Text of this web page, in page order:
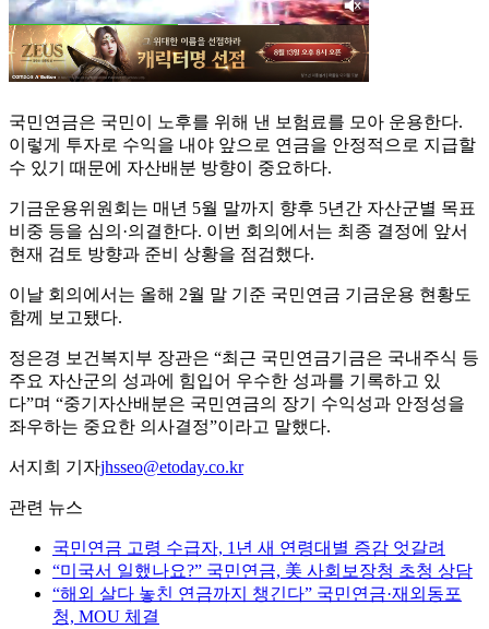
국민연금은 국민이 노후를 위해 낸 보험료를 모아 운용한다.
이렇게 투자로 수익을 내야 앞으로 연금을 안정적으로 지급할
수 있기 때문에 자산배분 방향이 중요하다.
기금운용위원회는 매년 5월 말까지 향후 5년간 자산군별 목표
비중 등을 심의·의결한다. 이번 회의에서는 최종 결정에 앞서
현재 검토 방향과 준비 상황을 점검했다.
이날 회의에서는 올해 2월 말 기준 국민연금 기금운용 현황도
함께 보고됐다.
정은경 보건복지부 장관은 “최근 국민연금기금은 국내주식 등
주요 자산군의 성과에 힘입어 우수한 성과를 기록하고 있
다”며 “중기자산배분은 국민연금의 장기 수익성과 안정성을
좌우하는 중요한 의사결정”이라고 말했다.
서지희 기자jhsseo@etoday.co.kr
관련 뉴스
국민연금 고령 수급자, 1년 새 연령대별 증감 엇갈려
“미국서 일했나요?” 국민연금, 美 사회보장청 초청 상담
“해외 살다 놓친 연금까지 챙긴다” 국민연금·재외동포
청, MOU 체결